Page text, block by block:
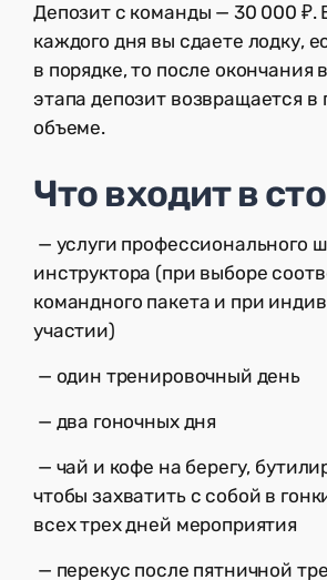
Депозит с команды — 30 000 ₽.
каждого дня вы сдаете лодку,
в порядке, то после окончания
этапа депозит возвращается в
объеме.
Что входит в
— услуги профессионального
инструктора (при выборе
командного пакета и при
участии)
— один тренировочный день
— два гоночных дня
— чай и кофе на берегу,
чтобы захватить с собой в
всех трех дней мероприятия
— перекус после пятничной